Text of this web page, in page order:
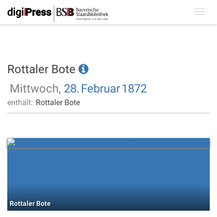
Rottaler Bote
Mittwoch, 28. Februar1872
enthält: Rottaler Bote
Rottaler Bote